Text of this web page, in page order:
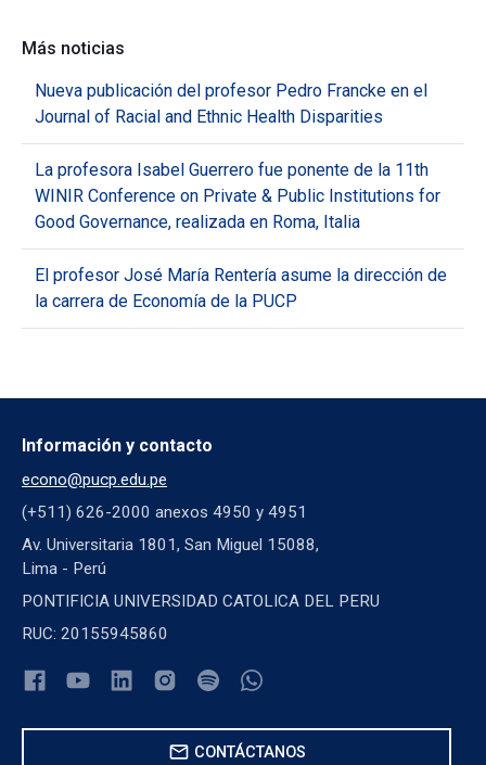
Más noticias
Nueva publicación del profesor Pedro Francke en el
Journal of Racial and Ethnic Health Disparities
La profesora Isabel Guerrero fue ponente de la 11th
WINIR Conference on Private & Public Institutions for
Good Governance, realizada en Roma, Italia
El profesor José María Rentería asume la dirección de
la carrera de Economía de la PUCP
Información y contacto
econo@pucp.edu.pe
(+511) 626-2000 anexos 4950 y 4951
Av. Universitaria 1801, San Miguel 15088,
Lima - Perú
PONTIFICIA UNIVERSIDAD CATOLICA DEL PERU
RUC: 20155945860
mail CONTÁCTANOS